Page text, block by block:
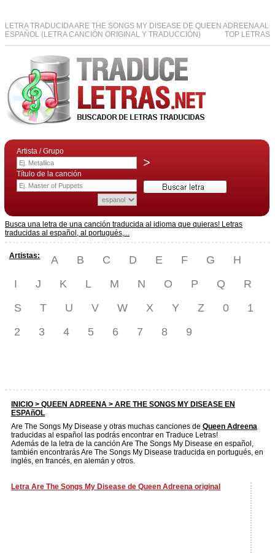
LETRA TRADUCIDA ARE THE SONGS MY DISEASE DE QUEEN ADREENA AL
ESPAÑOL (LETRA CANCIÓN ORIGINAL Y TRADUCCIÓN)
TOP LETRAS
Artista / Grupo
>
Título de la canción
Busca una letra de una canción traducida al idioma que quieras! Letras
traducidas al español, al portugués,...
Artistas: A B C D E F G
H
I
J K L M N O P Q
R
S
T U V W X Y Z 0
1
2
3 4 5 6 7 8 9
INICIO > QUEEN ADREENA > ARE THE SONGS MY DISEASE EN
ESPAñOL
Are The Songs My Disease y otras muchas canciones de Queen Adreena
traducidas al español las podrás encontrar en Traduce Letras!
Además de la letra de la canción Are The Songs My Disease en español,
también encontrarás Are The Songs My Disease traducida en portugués, en
inglés, en francés, en alemán y otros.
Letra Are The Songs My Disease de Queen Adreena original